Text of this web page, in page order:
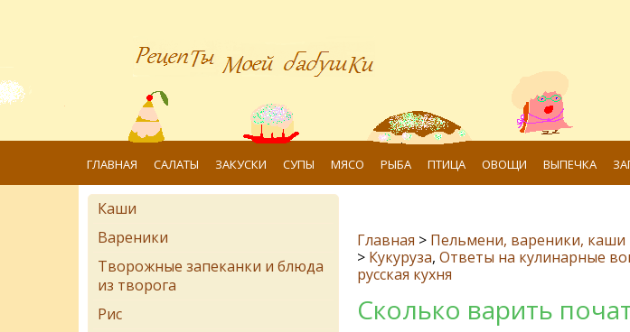
ГЛАВНАЯ САЛАТЫ ЗАКУСКИ СУПЫ МЯСО РЫБА ПТИЦА ОВОЩИ ВЫПЕЧКА
Главная > Пельмени, вареники, каши
> Кукуруза, Ответы на кулинарные
русская кухня
Сколько варить
Каши
Вареники
Творожные запеканки и блюда
из творога
Рис